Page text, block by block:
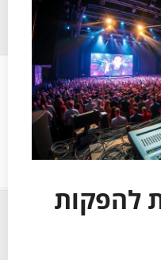
להפקות